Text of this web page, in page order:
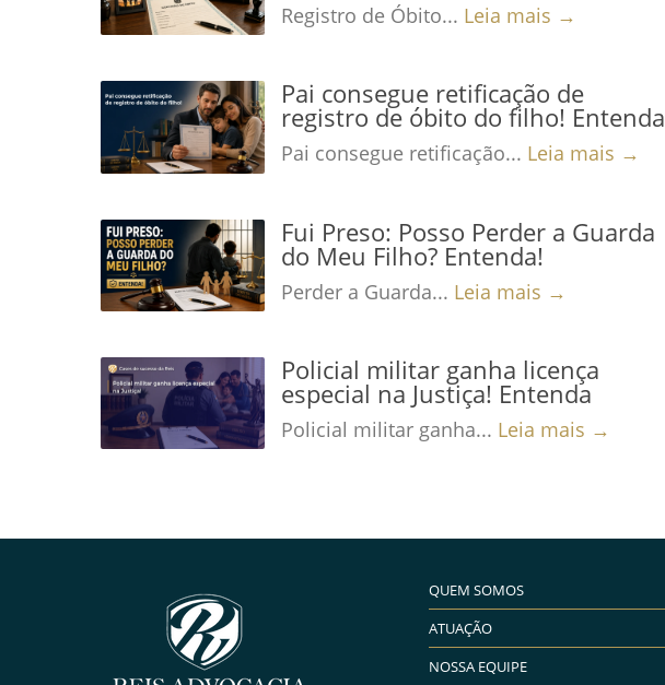
Registro de Óbito... Leia mais →
Pai consegue retificação de
registro de óbito do filho! Entenda
Pai consegue retificação... Leia mais →
Fui Preso: Posso Perder a Guarda
do Meu Filho? Entenda!
Perder a Guarda... Leia mais →
Policial militar ganha licença
especial na Justiça! Entenda
Policial militar ganha... Leia mais →
QUEM SOMOS
ATUAÇÃO
NOSSA EQUIPE